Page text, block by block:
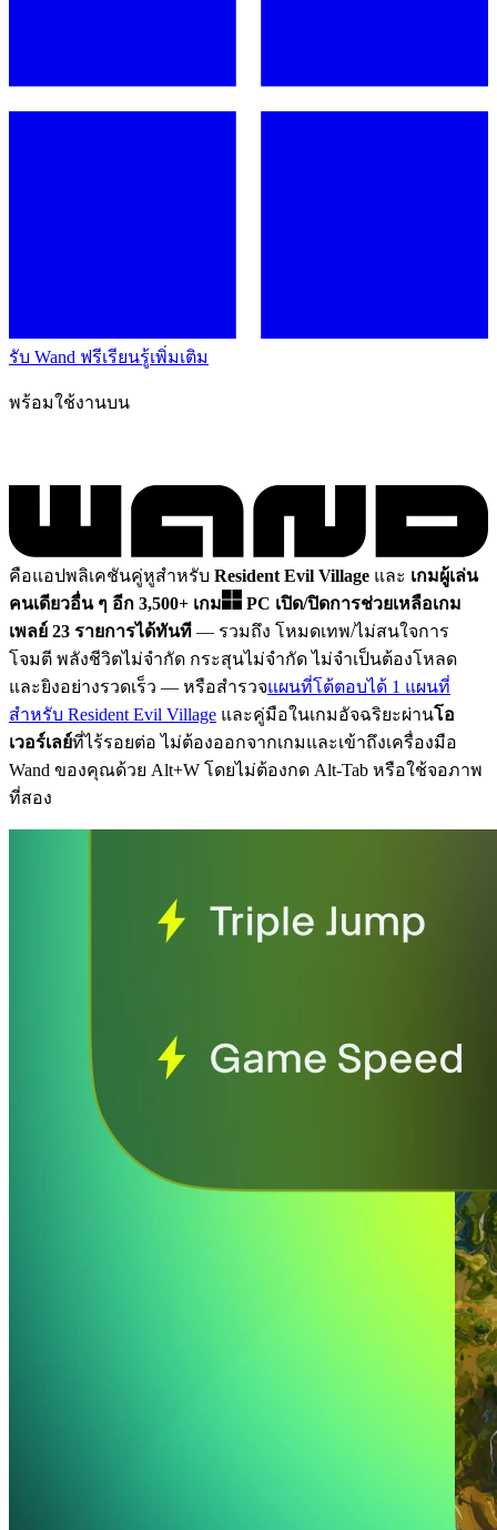
รับ Wand ฟรีเรียนรู้เพิ่มเติม
พร้อมใช้งานบน
คือแอปพลิเคชันคู่หูสำหรับ Resident Evil Village และ เกมผู้เล่น
คนเดียวอื่น ๆ อีก 3,500+ เกม
PC เปิด/ปิดการช่วยเหลือเกม
เพลย์ 23 รายการได้ทันที — รวมถึง โหมดเทพ/ไม่สนใจการ
โจมตี พลังชีวิตไม่จำกัด กระสุนไม่จำกัด ไม่จำเป็นต้องโหลด
และยิงอย่างรวดเร็ว — หรือสำรวจแผนที่โต้ตอบได้ 1 แผนที่
สำหรับ Resident Evil Village และคู่มือในเกมอัจฉริยะผ่านโอ
เวอร์เลย์ที่ไร้รอยต่อ ไม่ต้องออกจากเกมและเข้าถึงเครื่องมือ
Wand ของคุณด้วย Alt+W โดยไม่ต้องกด Alt-Tab หรือใช้จอภาพ
ที่สอง